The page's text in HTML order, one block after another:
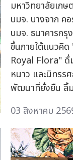
มหาวิทยาลัยเก
บมจ. บางจาก ค
บมจ. ธนาคารก
ขึ้นภายใต้แนวคิ
Royal Flora" ดื่
หนาว และนิทรร
พัฒนาที่ยั่งยืน ลิ้
03 สิงหาคม